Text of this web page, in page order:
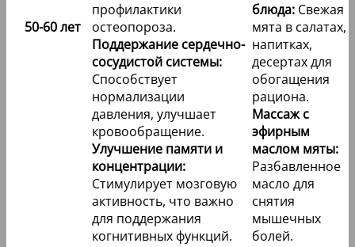
50-60 лет
профилактики
остеопороза.
Поддержание сердечно-
сосудистой системы:
Способствует
нормализации
давления, улучшает
кровообращение.
Улучшение памяти и
концентрации:
Стимулирует мозговую
активность, что важно
для поддержания
когнитивных функций.
блюда: Свежая
мята в салатах,
напитках,
десертах для
обогащения
рациона.
Массаж с
эфирным
маслом мяты:
Разбавленное
масло для
снятия
мышечных
болей.